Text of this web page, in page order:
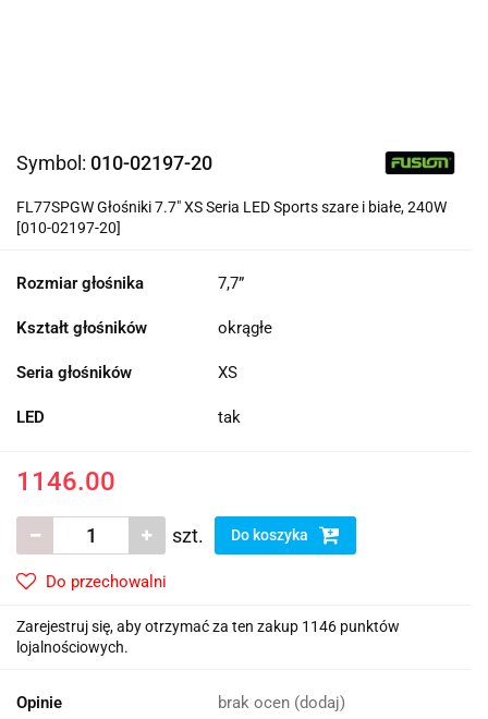
Symbol: 010-02197-20
FL77SPGW Głośniki 7.7" XS Seria LED Sports szare i białe, 240W
[010-02197-20]
Rozmiar głośnika 7,7”
Kształt głośników okrągłe
Seria głośników XS
LED tak
1146.00
szt. Do koszyka
Do przechowalni
Zarejestruj się, aby otrzymać za ten zakup 1146 punktów
lojalnościowych.
Opinie brak ocen (dodaj)